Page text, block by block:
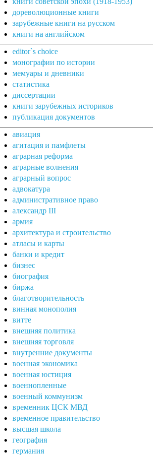
дореволюционные книги
зарубежные книги на русском
книги на английском
editor`s choice
монографии по истории
мемуары и дневники
статистика
диссертации
книги зарубежных историков
публикация документов
авиация
агитация и памфлеты
аграрная реформа
аграрные волнения
аграрный вопрос
адвокатура
административное право
александр III
армия
архитектура и строительство
атласы и карты
банки и кредит
бизнес
биография
биржа
благотворительность
винная монополия
витте
внешняя политика
внешняя торговля
внутренние документы
военная экономика
военная юстиция
военнопленные
военный коммунизм
временник ЦСК МВД
временное правительство
высшая школа
география
германия